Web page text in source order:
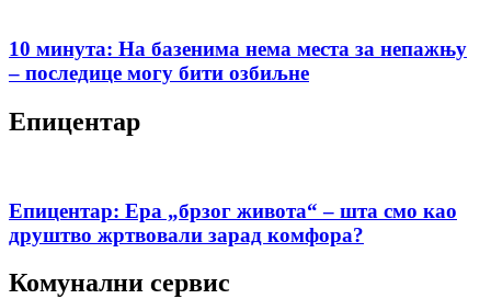
10 минута: На базенима нема места за непажњу
– последице могу бити озбиљне
Епицентар
Епицентар: Ера „брзог живота“ – шта смо као
друштво жртвовали зарад комфора?
Комунални сервис